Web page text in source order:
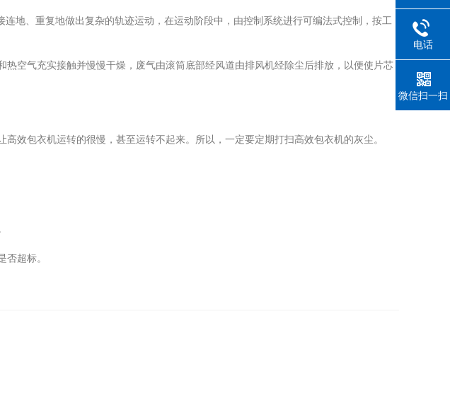
、重复地做出复杂的轨迹运动，在运动阶段中，由控制系统进行可编法式控制，按工
气充实接触并慢慢干燥，废气由滚筒底部经风道由排风机经除尘后排放，以便使片芯
包衣机运转的很慢，甚至运转不起来。所以，一定要定期打扫高效包衣机的灰尘。
超标。
电话
微信扫一扫